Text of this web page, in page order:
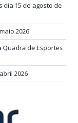
dia 15 de agosto de
2026
de Esportes
2026